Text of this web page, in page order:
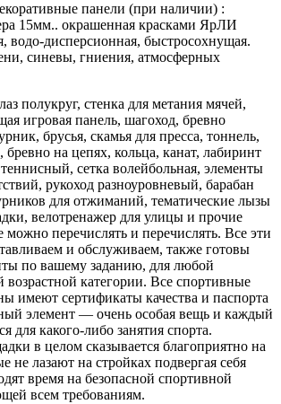
панели (при наличии) :
15мм.. окрашенная красками ЯрЛИ
водо-дисперсионная, быстросохнущая.
синевы, гниения, атмосферных
полукруг, стенка для метания мячей,
игровая панель, шагоход, бревно
брусья, скамья для пресса, тоннель,
на цепях, кольца, канат, лабиринт
сетка волейбольная, элементы
рукоход разноуровневый, барабан
для отжиманий, тематические лызы
велотренажер для улицы и прочие
можно перечислять и перечислять. Все эти
и обслуживаем, также готовы
по вашему заданию, для любой
категории. Все спортивные
имеют сертификаты качества и паспорта
элемент — очень особая вещь и каждый
для какого-либо занятия спорта.
в целом сказывается благоприятно на
не лазают на стройках подвергая себя
время на безопасной спортивной
всем требованиям.